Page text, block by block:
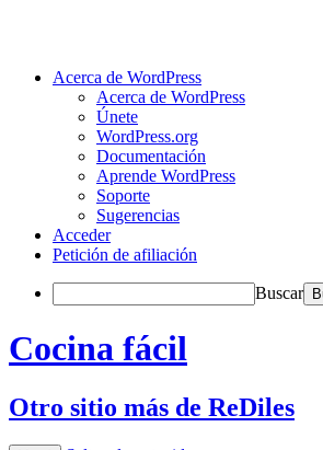
Acerca de WordPress
Acerca de WordPress
Únete
WordPress.org
Documentación
Aprende WordPress
Soporte
Sugerencias
Acceder
Petición de afiliación
Buscar
Cocina fácil
Otro sitio más de ReDiles